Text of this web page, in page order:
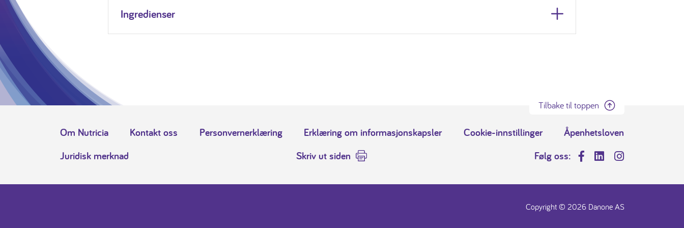
Ingredienser
Tilbake til toppen
Om Nutricia Kontakt oss Personvernerklæring Erklæring om informasjonskapsler Cookie-innstillinger
Åpenhetsloven
Juridisk merknad
Skriv ut siden Følg oss:
Facebook
LinkedInInstagram
Copyright © 2026 Danone AS